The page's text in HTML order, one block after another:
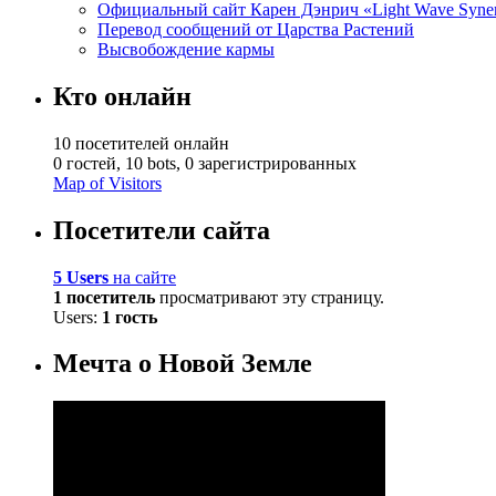
Официальный сайт Карен Дэнрич «Light Wave
Перевод сообщений от Царства Растений
Высвобождение кармы
Кто онлайн
10 посетителей онлайн
0 гостей, 10 bots, 0 зарегистрированных
Map of Visitors
Посетители сайта
5 Users на сайте
1 посетитель просматривают эту страницу.
Users: 1 гость
Мечта о Новой Земле